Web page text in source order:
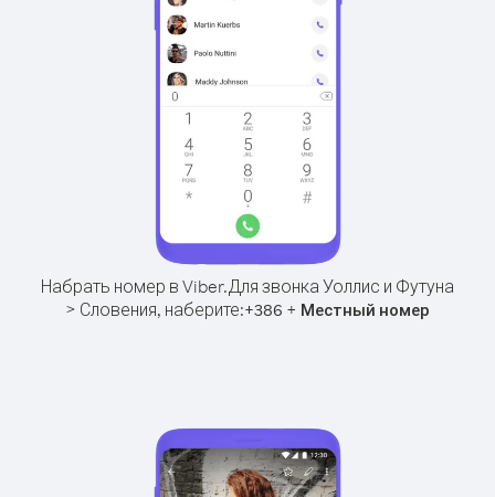
Набрать номер в Viber.Для звонка Уоллис и Футуна
> Словения, наберите:+386 + Местный номер